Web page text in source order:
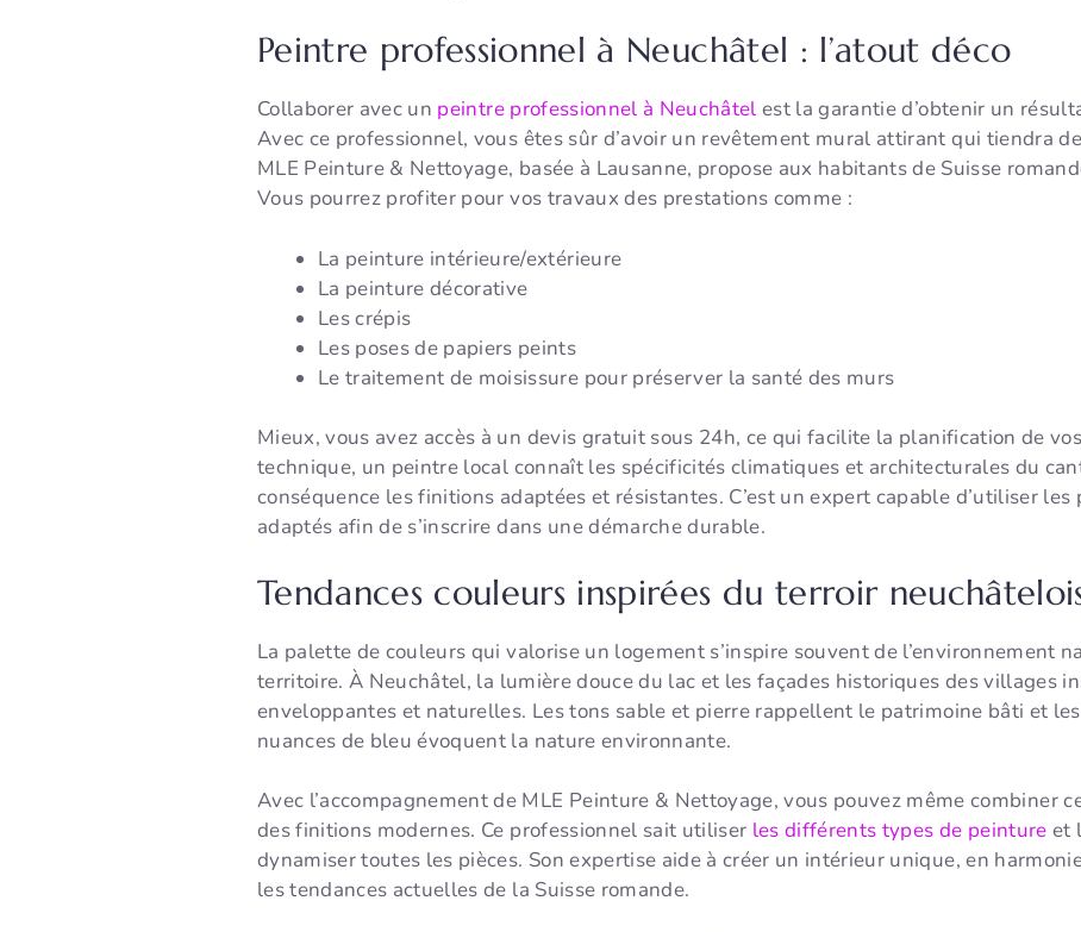
Peintre professionnel à Neuchâtel : l’atout déco
Collaborer avec un peintre professionnel à Neuchâtel est la garantie d’obtenir un
Avec ce professionnel, vous êtes sûr d’avoir un revêtement mural attirant qui tiendra
MLE Peinture & Nettoyage, basée à Lausanne, propose aux habitants de Suisse
Vous pourrez profiter pour vos travaux des prestations comme :
La peinture intérieure/extérieure
La peinture décorative
Les crépis
Les poses de papiers peints
Le traitement de moisissure pour préserver la santé des murs
Mieux, vous avez accès à un devis gratuit sous 24h, ce qui facilite la planification de
technique, un peintre local connaît les spécificités climatiques et architecturales du
conséquence les finitions adaptées et résistantes. C’est un expert capable d’utiliser
adaptés afin de s’inscrire dans une démarche durable.
Tendances couleurs inspirées du terroir
La palette de couleurs qui valorise un logement s’inspire souvent de l’environnement
territoire. À Neuchâtel, la lumière douce du lac et les façades historiques des villages
enveloppantes et naturelles. Les tons sable et pierre rappellent le patrimoine bâti et
nuances de bleu évoquent la nature environnante.
Avec l’accompagnement de MLE Peinture & Nettoyage, vous pouvez même combiner
des finitions modernes. Ce professionnel sait utiliser les différents types de peinture et
dynamiser toutes les pièces. Son expertise aide à créer un intérieur unique, en
les tendances actuelles de la Suisse romande.